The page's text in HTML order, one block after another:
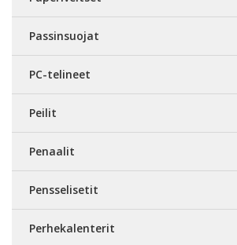
Passinsuojat
PC-telineet
Peilit
Penaalit
Pensselisetit
Perhekalenterit